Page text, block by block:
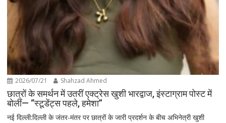
2026/07/21 Shahzad Ahmed
छात्रों के समर्थन में उतरीं एक्ट्रेस खुशी भारद्वाज, इंस्टाग्राम पोस्ट में
बोलीं— “स्टूडेंट्स पहले, हमेशा”
नई दिल्ली:दिल्ली के जंतर-मंतर पर छात्रों के जारी प्रदर्शन के बीच अभिनेत्री खुशी